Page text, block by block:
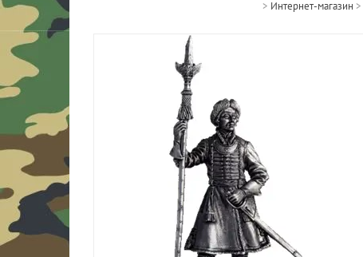
> Интернет-магазин >